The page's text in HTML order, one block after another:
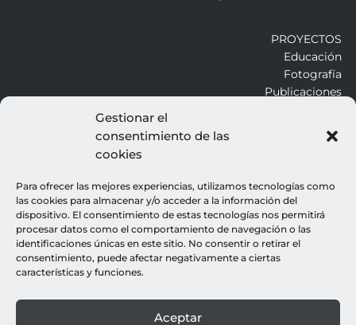
Gestionar el
consentimiento de las
cookies
Para ofrecer las mejores experiencias, utilizamos tecnologías como
las cookies para almacenar y/o acceder a la información del
dispositivo. El consentimiento de estas tecnologías nos permitirá
procesar datos como el comportamiento de navegación o las
identificaciones únicas en este sitio. No consentir o retirar el
consentimiento, puede afectar negativamente a ciertas
características y funciones.
Aceptar
PROYECTOS
Educación
Fotografía
Publicaciones
ALROJO
Contacto
LEGALES
© all rights reserved : rocio gutierrez